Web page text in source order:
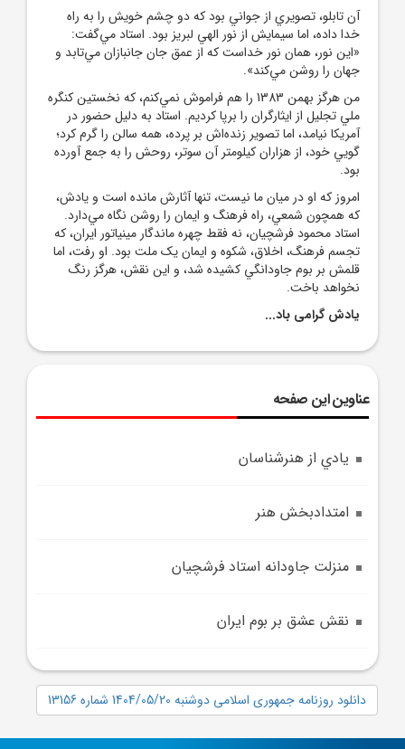
آن تابلو، تصويري از جواني بود که دو چشم خويش را به راه
خدا داده، اما سيمايش از نور الهي لبريز بود. استاد مي‌گفت:
«اين نور، همان نور خداست که از عمق جان جانبازان مي‌تابد و
جهان را روشن مي‌کند».
من هرگز بهمن 1383 را هم فراموش نمي‌کنم، که نخستين کنگره
ملي تجليل از ايثارگران را برپا کرديم. استاد به دليل حضور در
آمريکا نيامد، اما تصوير زنده‌اش بر پرده، همه سالن را گرم کرد؛
گويي خود، از هزاران کيلومتر آن سوتر، روحش را به جمع آورده
بود.
امروز که او در ميان ما نيست، تنها آثارش مانده است و يادش،
که همچون شمعي، راه فرهنگ و ايمان را روشن نگاه مي‌دارد.
استاد محمود فرشچيان، نه فقط چهره ماندگار مينياتور ايران، که
تجسم فرهنگ، اخلاق، شکوه و ايمان يک ملت بود. او رفت، اما
قلمش بر بوم جاودانگي کشيده شد، و اين نقش، هرگز رنگ
نخواهد باخت.
يادش گرامى باد...
عناوین این صفحه
يادي از هنرشناسان
امتدادبخش هنر
منزلت جاودانه استاد فرشچيان
نقش عشق بر بوم ايران
دانلود روزنامه جمهوری اسلامی دوشنبه 1404/05/20 شماره 13156